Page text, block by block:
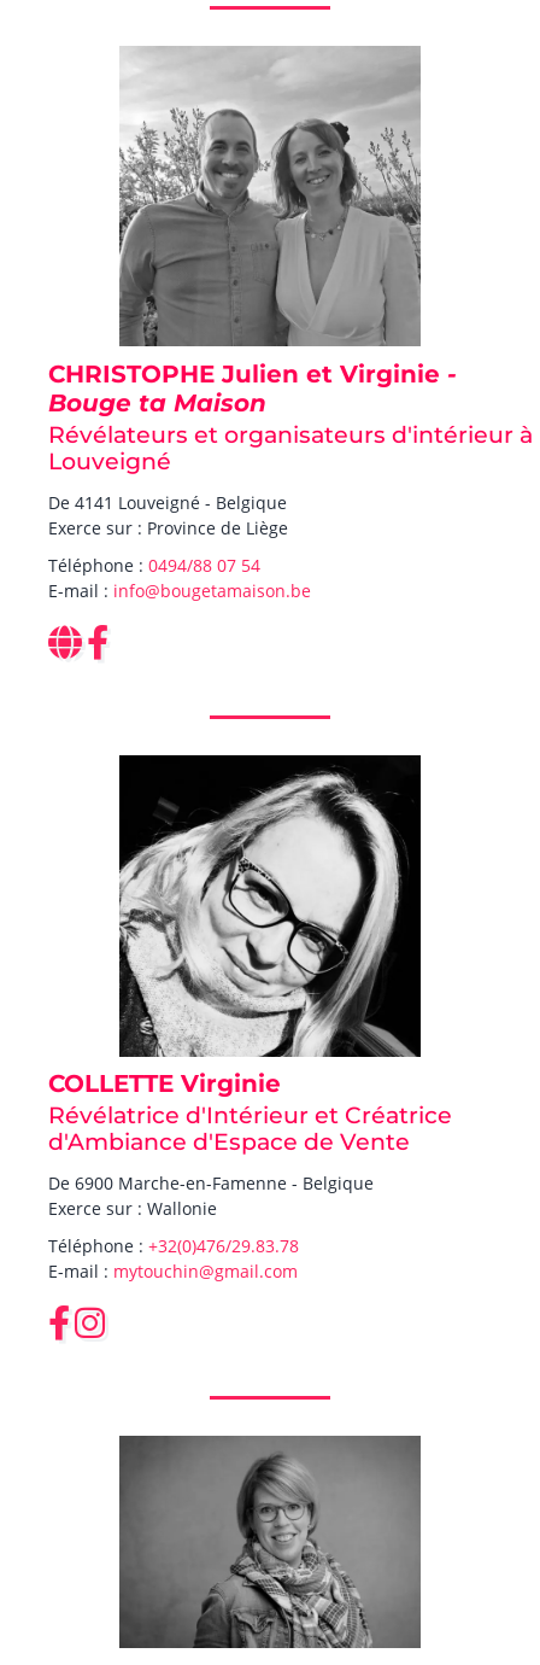
CHRISTOPHE Julien et Virginie -
Bouge ta Maison
Révélateurs et organisateurs d'intérieur à
Louveigné
De 4141 Louveigné - Belgique
Exerce sur : Province de Liège
Téléphone : 0494/88 07 54
E-mail : info@bougetamaison.be
COLLETTE Virginie
Révélatrice d'Intérieur et Créatrice
d'Ambiance d'Espace de Vente
De 6900 Marche-en-Famenne - Belgique
Exerce sur : Wallonie
Téléphone : +32(0)476/29.83.78
E-mail : mytouchin@gmail.com